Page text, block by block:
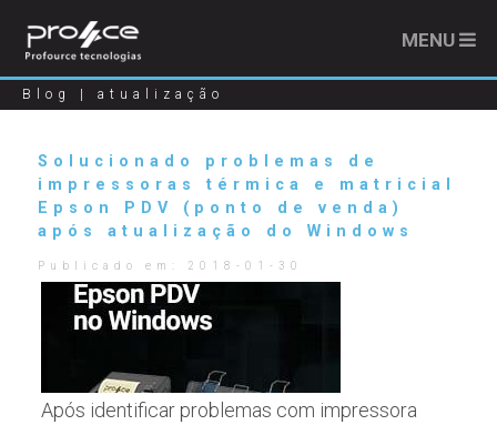
MENU
Blog | atualização
Solucionado problemas de
impressoras térmica e matricial
Epson PDV (ponto de venda)
após atualização do Windows
Publicado em: 2018-01-30
Após identificar problemas com impressora